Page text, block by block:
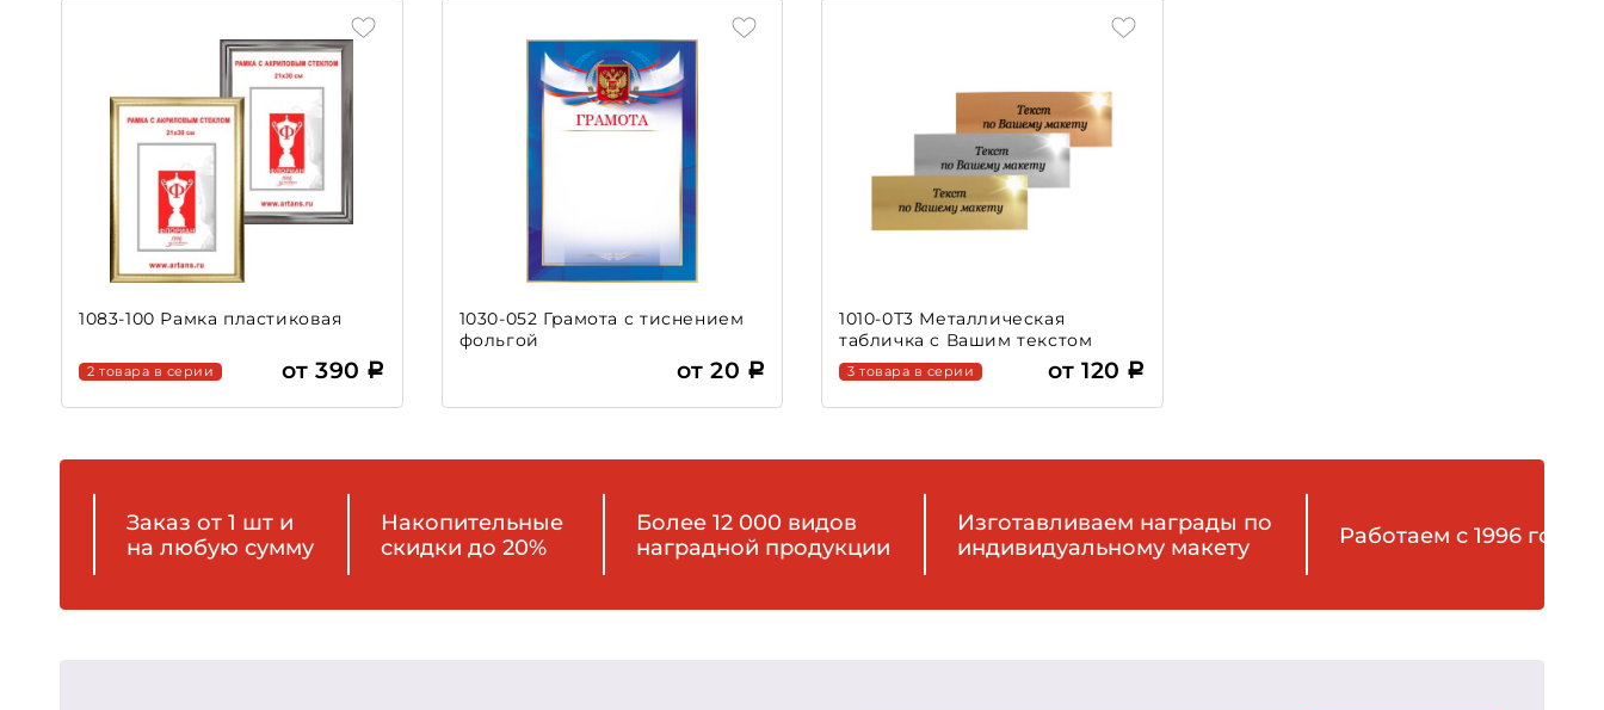
1083-100 Рамка пластиковая
2 товара в серии от 390
1030-052 Грамота с тиснением
фольгой
от 20
1010-0Т3 Металлическая
табличка c Вашим текстом
3 товара в серии от 120
Заказ от 1 шт и
на любую сумму
Накопительные
скидки до 20%
Более 12 000 видов
наградной продукции
Изготавливаем награды по
индивидуальному макету
Работаем с 1996 года